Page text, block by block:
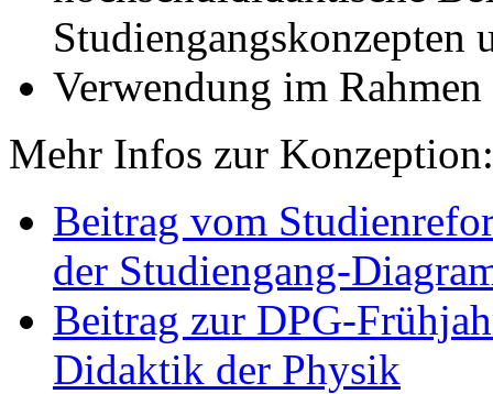
Studiengangskonzepten
Verwendung im
Mehr Infos zur Konzeption:
Beitrag vom
der Studiengang-
Beitrag zur DPG-
Didaktik der Physik